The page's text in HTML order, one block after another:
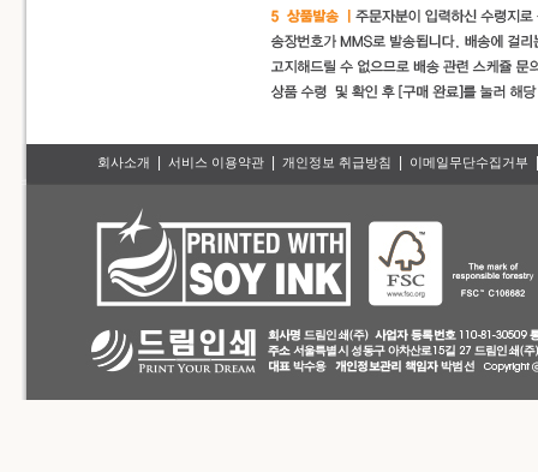
회사소개 |서비스 이용약관 |개인정보 취급방침 이메일무단수집거부